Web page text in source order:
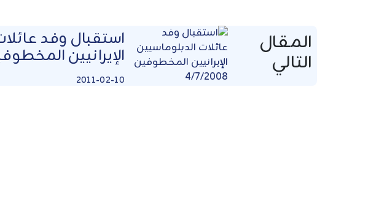
المقال
التالي
استقبال وفد
الإيرانيين المخطوفين 4/7/
2011-02-10